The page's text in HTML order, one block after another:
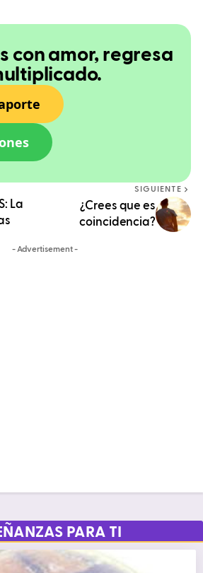
con amor, regresa
La
SIGUIENTE
¿Crees que es
coincidencia?
- Advertisement -
PARA TI